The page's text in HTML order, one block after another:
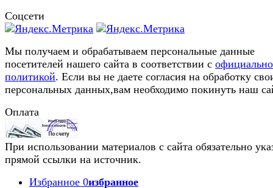
Соцсети
Мы получаем и обрабатываем персональные данные
посетителей нашего сайта в соответствии с
политикой. Если вы не даете согласия на обработку
персональных данных,вам необходимо покинуть наш
Оплата
При использовании материалов с сайта обязательно
прямой ссылки на источник.
Избранное 0избранное